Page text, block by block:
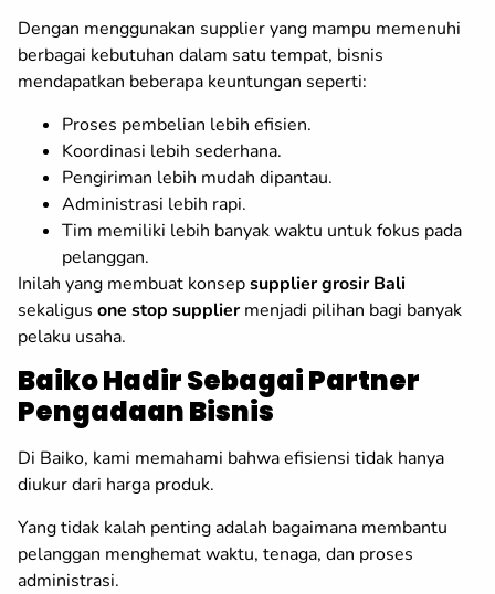
Dengan menggunakan supplier yang mampu memenuhi
berbagai kebutuhan dalam satu tempat, bisnis
mendapatkan beberapa keuntungan seperti:
Proses pembelian lebih efisien.
Koordinasi lebih sederhana.
Pengiriman lebih mudah dipantau.
Administrasi lebih rapi.
Tim memiliki lebih banyak waktu untuk fokus pada
pelanggan.
Inilah yang membuat konsepsupplier grosir Bali
sekaligus one stop suppliermenjadi pilihan bagi banyak
pelaku usaha.
Baiko Hadir Sebagai Partner
Pengadaan Bisnis
Di Baiko, kami memahami bahwa efisiensi tidak hanya
diukur dari harga produk.
Yang tidak kalah penting adalah bagaimana membantu
pelanggan menghemat waktu, tenaga, dan proses
administrasi.